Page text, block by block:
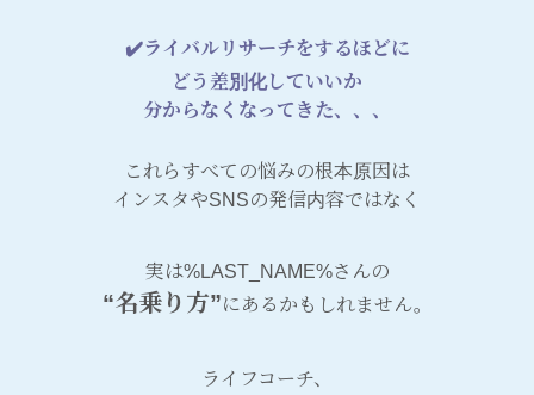
✔️ライバルリサーチをするほどに
どう差別化していいか
分からなくなってきた、、、
これらすべての悩みの根本原因は
インスタやSNSの発信内容ではなく
実は%LAST_NAME%さんの
“名乗り方”にあるかもしれません。
ライフコーチ、